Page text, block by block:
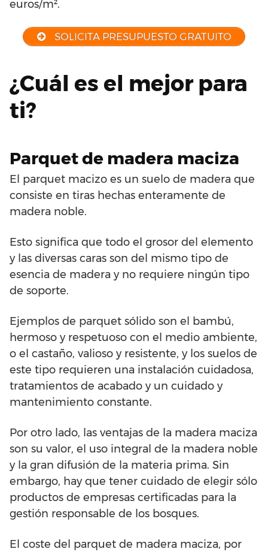
euros/m².
SOLICITA PRESUPUESTO GRATUITO
¿Cuál es el mejor para
ti?
Parquet de madera maciza
El parquet macizo es un suelo de madera que
consiste en tiras hechas enteramente de
madera noble.
Esto significa que todo el grosor del elemento
y las diversas caras son del mismo tipo de
esencia de madera y no requiere ningún tipo
de soporte.
Ejemplos de parquet sólido son el bambú,
hermoso y respetuoso con el medio ambiente,
o el castaño, valioso y resistente, y los suelos de
este tipo requieren una instalación cuidadosa,
tratamientos de acabado y un cuidado y
mantenimiento constante.
Por otro lado, las ventajas de la madera maciza
son su valor, el uso integral de la madera noble
y la gran difusión de la materia prima. Sin
embargo, hay que tener cuidado de elegir sólo
productos de empresas certificadas para la
gestión responsable de los bosques.
El coste del parquet de madera maciza, por